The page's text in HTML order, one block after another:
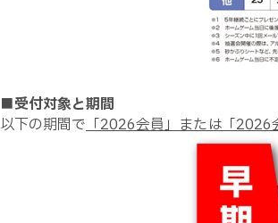
■受付対象と期間
以下の期間で「2026会員」または「2026